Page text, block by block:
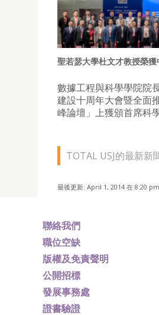
聖若瑟大學杜文才教授榮
數據工程與科學學院院
建設十周年大會暨全面
峰論壇」上獲頒首席科
TOTAL USJ的最新新
最後更新: April 1, 2014 在 8:20 pm
聯絡我們
職位空缺
版權及免責聲明
公開招標
發展事務處
證書驗證